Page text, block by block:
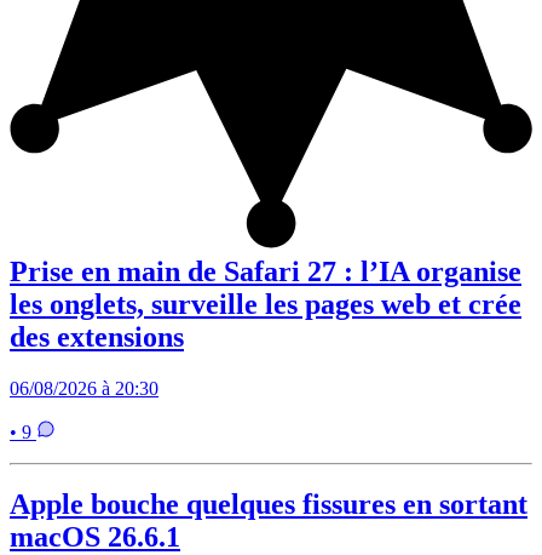
Prise en main de Safari 27 : l’IA organise
les onglets, surveille les pages web et crée
des extensions
06/08/2026 à 20:30
• 9
Apple bouche quelques fissures en sortant
macOS 26.6.1